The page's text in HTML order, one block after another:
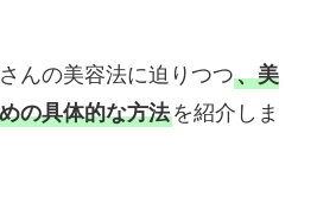
んの美容法に迫りつつ、美
の具体的な方法を紹介しま